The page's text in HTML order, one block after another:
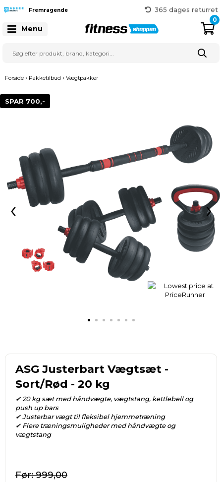
Gratis fragt over 999 kr.
41 128 128
Fremragende
Menu
0
Forside › Pakketilbud › Vægtpakker
SPAR 700,-
‹ ›
ASG Justerbart Vægtsæt -
Sort/Rød - 20 kg
✔ 20 kg sæt med håndvægte, vægtstang, kettlebell og
push up bars
✔ Justerbar vægt til fleksibel hjemmetræning
✔ Flere træningsmuligheder med håndvægte og
vægtstang
999,00